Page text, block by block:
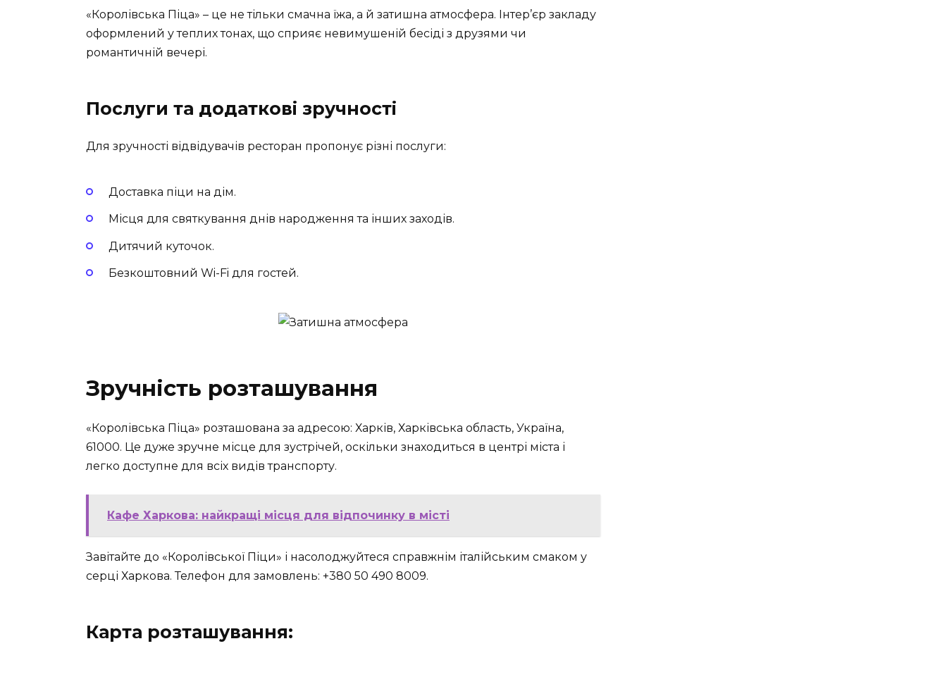
«Королівська Піца» – це не тільки смачна їжа, а й затишна атмосфера. Інтер’єр закладу
оформлений у теплих тонах, що сприяє невимушеній бесіді з друзями чи
романтичній вечері.
Послуги та додаткові зручності
Для зручності відвідувачів ресторан пропонує різні послуги:
Доставка піци на дім.
Місця для святкування днів народження та інших заходів.
Дитячий куточок.
Безкоштовний Wi-Fi для гостей.
Зручність розташування
«Королівська Піца» розташована за адресою: Харків, Харківська область, Україна,
61000. Це дуже зручне місце для зустрічей, оскільки знаходиться в центрі міста і
легко доступне для всіх видів транспорту.
Кафе Харкова: найкращі місця для відпочинку в місті
Завітайте до «Королівської Піци» і насолоджуйтеся справжнім італійським смаком у
серці Харкова. Телефон для замовлень: +380 50 490 8009.
Карта розташування: